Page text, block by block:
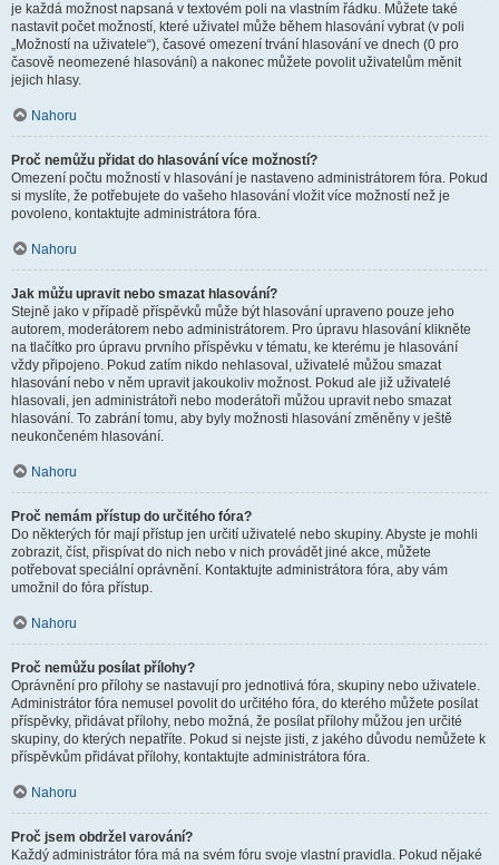
je každá možnost napsaná v textovém poli na vlastním řádku. Můžete také
nastavit počet možností, které uživatel může během hlasování vybrat (v poli
„Možností na uživatele“), časové omezení trvání hlasování ve dnech (0 pro
časově neomezené hlasování) a nakonec můžete povolit uživatelům měnit
jejich hlasy.
Nahoru
Proč nemůžu přidat do hlasování více možností?
Omezení počtu možností v hlasování je nastaveno administrátorem fóra. Pokud
si myslíte, že potřebujete do vašeho hlasování vložit více možností než je
povoleno, kontaktujte administrátora fóra.
Nahoru
Jak můžu upravit nebo smazat hlasování?
Stejně jako v případě příspěvků může být hlasování upraveno pouze jeho
autorem, moderátorem nebo administrátorem. Pro úpravu hlasování klikněte
na tlačítko pro úpravu prvního příspěvku v tématu, ke kterému je hlasování
vždy připojeno. Pokud zatím nikdo nehlasoval, uživatelé můžou smazat
hlasování nebo v něm upravit jakoukoliv možnost. Pokud ale již uživatelé
hlasovali, jen administrátoři nebo moderátoři můžou upravit nebo smazat
hlasování. To zabrání tomu, aby byly možnosti hlasování změněny v ještě
neukončeném hlasování.
Nahoru
Proč nemám přístup do určitého fóra?
Do některých fór mají přístup jen určití uživatelé nebo skupiny. Abyste je mohli
zobrazit, číst, přispívat do nich nebo v nich provádět jiné akce, můžete
potřebovat speciální oprávnění. Kontaktujte administrátora fóra, aby vám
umožnil do fóra přístup.
Nahoru
Proč nemůžu posílat přílohy?
Oprávnění pro přílohy se nastavují pro jednotlivá fóra, skupiny nebo uživatele.
Administrátor fóra nemusel povolit do určitého fóra, do kterého můžete posílat
příspěvky, přidávat přílohy, nebo možná, že posílat přílohy můžou jen určité
skupiny, do kterých nepatříte. Pokud si nejste jisti, z jakého důvodu nemůžete k
příspěvkům přidávat přílohy, kontaktujte administrátora fóra.
Nahoru
Proč jsem obdržel varování?
Každý administrátor fóra má na svém fóru svoje vlastní pravidla. Pokud nějaké